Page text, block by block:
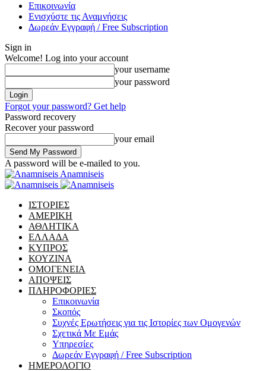
Επικοινωνία
Ενισχύστε τις Αναμνήσεις
Δωρεάν Εγγραφή / Free Subscription
Sign in
Welcome! Log into your account
your username
your password
Forgot your password? Get help
Password recovery
Recover your password
your email
A password will be e-mailed to you.
Anamniseis
ΙΣΤΟΡΙΕΣ
ΑΜΕΡΙΚΗ
ΑΘΛΗΤΙΚΑ
ΕΛΛΑΔΑ
ΚΥΠΡΟΣ
ΚΟΥΖΙΝΑ
ΟΜΟΓΕΝΕΙΑ
ΑΠΟΨΕΙΣ
ΠΛΗΡΟΦΟΡΙΕΣ
Επικοινωνία
Σκοπός
Συχνές Ερωτήσεις για τις Ιστορίες των Ομογενών
Σχετικά Με Εμάς
Υπηρεσίες
Δωρεάν Εγγραφή / Free Subscription
ΗΜΕΡΟΛΟΓΙΟ